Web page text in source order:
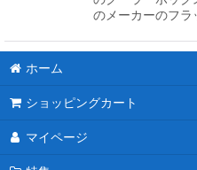
のメーカーのフ
ホーム
ショッピングカート
マイページ